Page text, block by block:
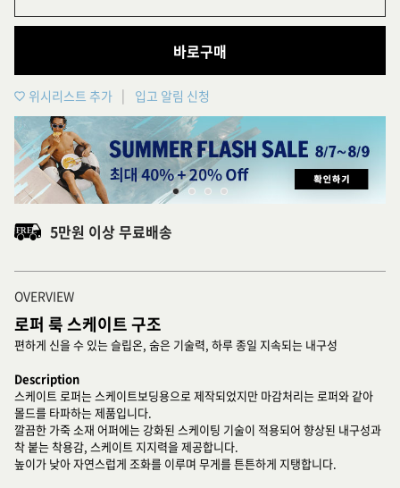
바로구매
위시리스트 추가 입고 알림 신청
5만원 이상 무료배송
OVERVIEW
로퍼 룩 스케이트 구조
편하게 신을 수 있는 슬립온, 숨은 기술력, 하루 종일 지속되는 내구성
Description
스케이트 로퍼는 스케이트보딩용으로 제작되었지만 마감처리는 로퍼와 같아
몰드를 타파하는 제품입니다.
깔끔한 가죽 소재 어퍼에는 강화된 스케이팅 기술이 적용되어 향상된 내구성과
착 붙는 착용감, 스케이트 지지력을 제공합니다.
높이가 낮아 자연스럽게 조화를 이루며 무게를 튼튼하게 지탱합니다.